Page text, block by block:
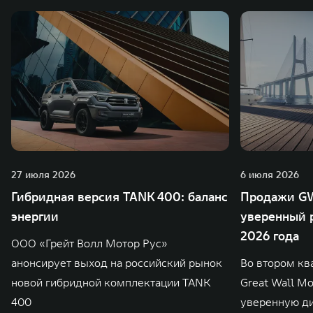
27 июля 2026
Гибридная версия TANK 400: баланс
энергии
ООО «Грейт Волл Мотор Рус»
анонсирует выход на российский рынок
новой гибридной комплектации TANK
400
6 июля 2026
Продажи
уверенный
2026 года
Во втором
Great Wall
уверенную